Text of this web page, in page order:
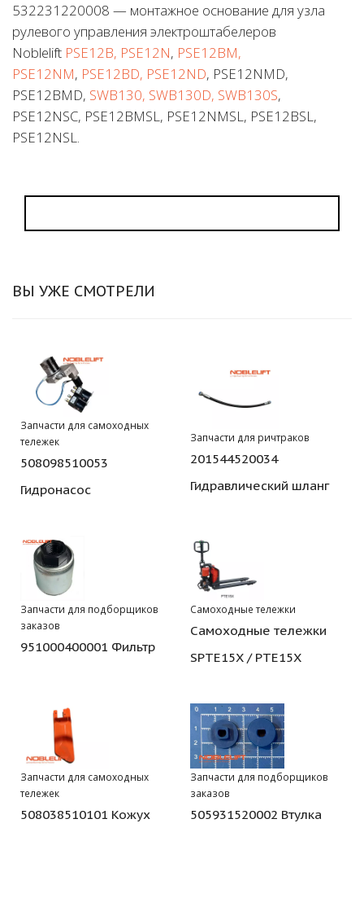
532231220008 — монтажное основание для узла
рулевого управления электроштабелеров
Noblelift PSE12B, PSE12N, PSE12BM,
PSE12NM, PSE12BD, PSE12ND, PSE12NMD,
PSE12BMD, SWB130, SWB130D, SWB130S,
PSE12NSC, PSE12BMSL, PSE12NMSL, PSE12BSL,
PSE12NSL.
ВЫ УЖЕ СМОТРЕЛИ
Запчасти для самоходных
тележек
508098510053
Гидронасос
Запчасти для ричтраков
201544520034
Гидравлический шланг
Запчасти для подборщиков
заказов
951000400001 Фильтр
Самоходные тележки
Самоходные тележки
SPTE15X / PTE15X
Запчасти для самоходных
тележек
508038510101 Кожух
Запчасти для подборщиков
заказов
505931520002 Втулка